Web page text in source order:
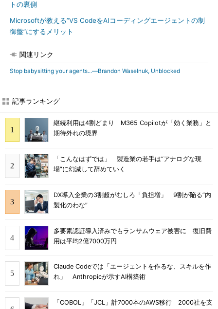
トの裏側
Microsoftが教える”VS CodeをAIコーディングエージェントの制
御盤”にするメリット
関連リンク
Stop babysitting your agents...―Brandon Waselnuk, Unblocked
記事ランキング
継続利用は4割どまり M365 Copilotが「効く業務」と
期待外れの境界
「こんなはずでは」 製造業の若手は“アナログな現
場”に幻滅して辞めていく
DX導入企業の3割超がむしろ「負担増」 9割が陥る“内
製化のわな”
多要素認証導入済みでもランサムウェア被害に 復旧費
用は平均2億7000万円
Claude Codeでは「エージェントを作るな、スキルを作
れ」 Anthropicが示すAI構築術
「COBOL」「JCL」計7000本のAWS移行 2000社を支